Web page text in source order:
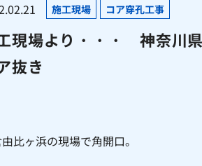
施工現場 コア穿孔工事
現場より・・・ 神
抜き
比ヶ浜の現場で角開口。